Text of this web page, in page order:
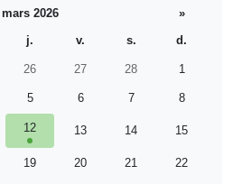
mars 2026
»
j. v. s. d.
26 27 28 1
5 6 7 8
12 13 14 15
19 20 21 22